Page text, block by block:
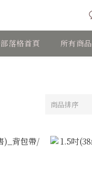
部落格首頁 所有商品
商品排序